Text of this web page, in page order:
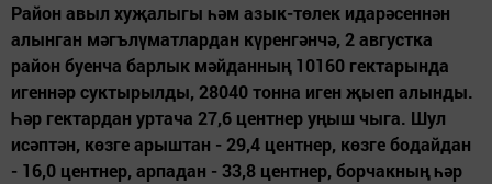
Район авыл хуҗалыгы һәм азык-төлек идарәсеннән
алынган мәгълүматлардан күренгәнчә, 2 августка
район буенча барлык мәйданның 10160 гектарында
игеннәр суктырылды, 28040 тонна иген җыеп алынды.
Һәр гектардан уртача 27,6 центнер уңыш чыга. Шул
исәптән, көзге арыштан - 29,4 центнер, көзге бодайдан
- 16,0 центнер, арпадан - 33,8 центнер, борчакның һәр